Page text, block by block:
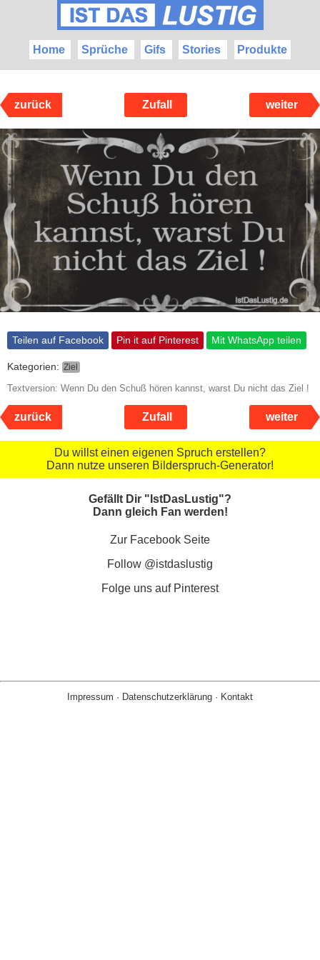
Home Sprüche Gifs Stories Produkte
zurück Zufall weiter
Teilen auf Facebook Pin it auf Pinterest Mit WhatsApp teilen
Kategorien: Ziel
Textversion: Wenn Du den Schuß hören kannst, warst Du nicht das Ziel !
zurück Zufall weiter
Du willst einen eigenen Spruch erstellen?
Dann nutze unseren Bilderspruch-Generator!
Gefällt Dir "IstDasLustig"?
Dann gleich Fan werden!
Zur Facebook Seite
Follow @istdaslustig
Folge uns auf Pinterest
Impressum · Datenschutzerklärung · Kontakt